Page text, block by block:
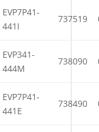
EVP7P41-
441I
737519
EVP341-
444M
738090
EVP7P41-
441E
738490